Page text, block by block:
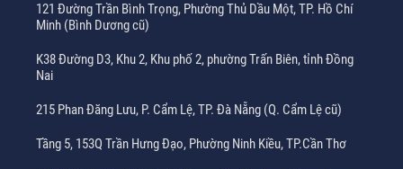
121 Đường Trần Bình Trọng, Phường Thủ Dầu Một, TP. Hồ Chí
Minh (Bình Dương cũ)
K38 Đường D3, Khu 2, Khu phố 2, phường Trấn Biên, tỉnh Đồng
Nai
215 Phan Đăng Lưu, P. Cẩm Lệ, TP. Đà Nẵng (Q. Cẩm Lệ cũ)
Tầng 5, 153Q Trần Hưng Đạo, Phường Ninh Kiều, TP.Cần Thơ